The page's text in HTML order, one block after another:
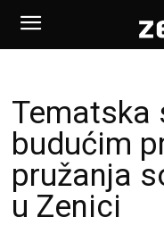
Tematska
budućim
pružanja
u Zenici